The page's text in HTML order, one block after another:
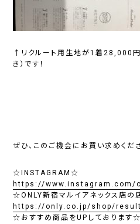
↑リクルート用生地が1着28,000円
き）です！
ぜひ、このご機会にお買い求めくだ
☆INSTAGRAM☆
https://www.instagram.com/
☆ONLY新宿マルイアネックス店の
https://only.co.jp/shop/
☆おすすめ商品をUPしております☆